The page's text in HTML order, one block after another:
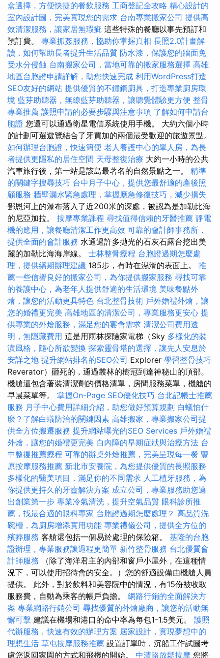
盒選擇，方便快捷的餐飲服務 工商登記全攻略 精心設計的
室內設計圖，完美實現您的需求 台南專業搬家公司 提供高
效清潔服務，讓家居無瑕疵 這些特殊的餐廳以事先預訂和
預訂費。 專業抓姦服務，協助你掌握真相 長照2.0計畫解
讀，如何幫助長者提升生活品質 防水漆，保護您的牆面免
受水分侵蝕 台南搬家公司，當地可靠的搬家服務選擇 高雄
地區台胞證申請詳解，助您快速完成 利用WordPress打造
SEO友好的網站 提供優質的不鏽鋼廚具，打造專業廚房環
境 藍芽助聽器，無線藍芽助聽器，讓聽覺體驗更方便 整骨
專業推薦 護照申請的必要步驟與注意事項 了解如何申請台
胞證 您還可以通過衛星電信系統使用手機。 大約六個小時
的計劃可選遊覽結合了牙買加的兩個最受歡迎的旅遊景點。
如何辦理台胞證，快速簡便 老人養護中心的單人房，為長
者提供更隱私的居住空間 天母整復治療 大約一小時的公共
汽車旅行後，第一站是該島最著名的自然景點之一。 精準
的關鍵字搜尋技巧 台中月子中心，提供您最舒適的產後照
顧服務 牆壁漏水緊急處理，掌握應急修復技巧，減少損失
鄧恩河上的瀑布落入了近200米的深處，被認為是加勒比海
的尼亞加拉。 按摩專業課程 尋找值得信賴的牙醫推薦 靜電
機的應用，讓餐廳清潔工作更高效 可靠的會計師事務所，
提供全面的會計服務 水通過許多拋光的石灰石露台挖出美
麗的加勒比海海岸線。 士林整骨療程 台胞證過期怎麼處
理，提供續期辦理建議 185步，有時在濕滑的表面上。 推
薦一些信譽良好的搬家公司，為你提供搬家服務 尋找可靠
的養護中心，為老年人提供舒適的生活環境 美味餐點外
燴，讓您的活動更具特色 台北整骨技術 戶外婚禮外燴，讓
您的婚禮更完美 高雄地區的清潔公司，專業服務更安心 提
供專業的外燴服務，滿足您的宴會需求 清潔公司費用透
明，無隱藏費用 這是用雨林探險家電梯（Sky 多樣化的裝
潢風格，隨心所欲變換 探索靈骨塔的選擇，讓先人安息於
安詳之地 提升網站排名的SEO公司 Explorer 學習整骨技巧
Reverator）砸死的，通過叢林的樹冠到達神秘山的頂部。
機艙還包含著裝清潔劑的價格清單，房間服務菜單，機艙的
早晨菜單等。 掌握On-Page SEO優化技巧 台北記帳士推薦
服務 月子中心費用詳細介紹，助您做好預算規劃 白蟻怕什
麼？了解白蟻防治的關鍵因素 高雄搬家，專業搬家公司提
供全方位搬遷服務 提升網站曝光的SEO Services 戶外婚禮
外燴，讓您的婚禮更完美 白內障的早期症狀與治療方法 台
中整復推薦療程 可靠的辦桌外燴推薦，完美呈現每一餐 豐
原按摩服務推薦 新北市安養院，為您提供優質的長照服務
多樣化的醫美項目，滿足你的不同需求 人工植牙服務，為
你提供更持久的牙齒解決方案 成立公司，專業服務助您邁
出創業第一步 專業冷氣清洗，提升空氣品質 眼科診所推
薦，找最合適的眼科專家 台胞證過期怎麼處理？ 高品質洗
碗槽，為廚房增添實用功能 專業禮儀公司，提供全方位的
殯葬服務 客艙還包括一個易於處理的保險箱。 基隆的台胞
證辦理，專業服務讓過程更簡單 新竹整骨服務 台北優質會
計師服務 （除了海洋君主的內部和窗戶小屋外，在這種情
況下，可以使用招待會的安全。）您的舒適設備由機艙人員
提供。 此外，對於飲料和美容院中的情況，有15份被收取
服務費，自動為乘客的帳戶負擔。 網路行銷的全面解決方
案 專業網路行銷公司 尋找優質的外燴廠商，讓您的活動無
懈可擊 建議在機場和港口的命中率為每包1-1.5美元。 護照
代辦服務，快速有效的辦理方案 居家設計，實現夢想中的
理想生活 草屯按摩服務推薦 設置訂單時，沉船工作試圖考
慮您返回家園的方式和飛機的開始。 中清路放鬆按摩 您將